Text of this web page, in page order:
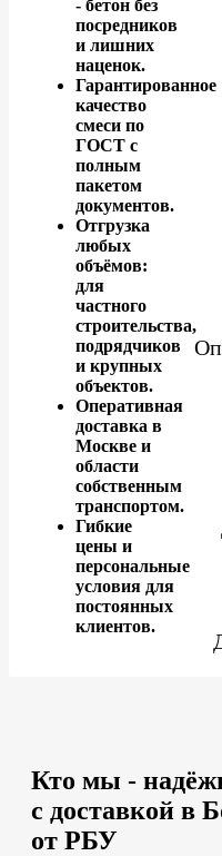
- бетон без
посредников
и лишних
наценок.
Гарантированное
качество
смеси по
ГОСТ с
полным
пакетом
документов.
Отгрузка
любых
объёмов:
для
частного
строительства,
подрядчиков
и крупных
объектов.
Оперативная
доставка в
Москве и
области
собственным
транспортом.
Гибкие
цены и
персональные
условия для
постоянных
клиентов.
Кто мы -
с доставкой в
от РБУ